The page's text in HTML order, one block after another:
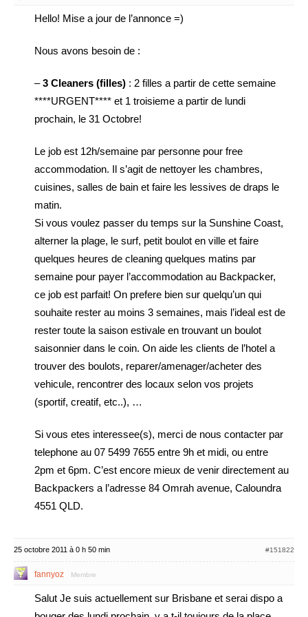
Hello! Mise a jour de l’annonce =)
Nous avons besoin de :
–3 Cleaners (filles) : 2 filles a partir de cette semaine
****URGENT**** et 1 troisieme a partir de lundi
prochain, le 31 Octobre!
Le job est 12h/semaine par personne pour free
accommodation. Il s’agit de nettoyer les chambres,
cuisines, salles de bain et faire les lessives de draps le
matin.
Si vous voulez passer du temps sur la Sunshine Coast,
alterner la plage, le surf, petit boulot en ville et faire
quelques heures de cleaning quelques matins par
semaine pour payer l’accommodation au Backpacker,
ce job est parfait! On prefere bien sur quelqu’un qui
souhaite rester au moins 3 semaines, mais l’ideal est de
rester toute la saison estivale en trouvant un boulot
saisonnier dans le coin. On aide les clients de l’hotel a
trouver des boulots, reparer/amenager/acheter des
vehicule, rencontrer des locaux selon vos projets
(sportif, creatif, etc..), …
Si vous etes interessee(s), merci de nous contacter par
telephone au 07 5499 7655 entre 9h et midi, ou entre
2pm et 6pm. C’est encore mieux de venir directement au
Backpackers a l’adresse 84 Omrah avenue, Caloundra
4551 QLD.
25 octobre 2011 à 0 h 50 min #151822
fannyoz Membre
Salut Je suis actuellement sur Brisbane et serai dispo a